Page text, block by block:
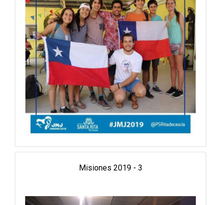
Misiones 2019 - 3